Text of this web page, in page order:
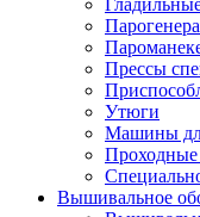
Прессы
Утюги
Машины
Проходные
Вышивальное